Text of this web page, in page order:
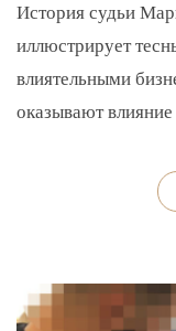
История судьи
иллюстрирует
влиятельными
оказывают